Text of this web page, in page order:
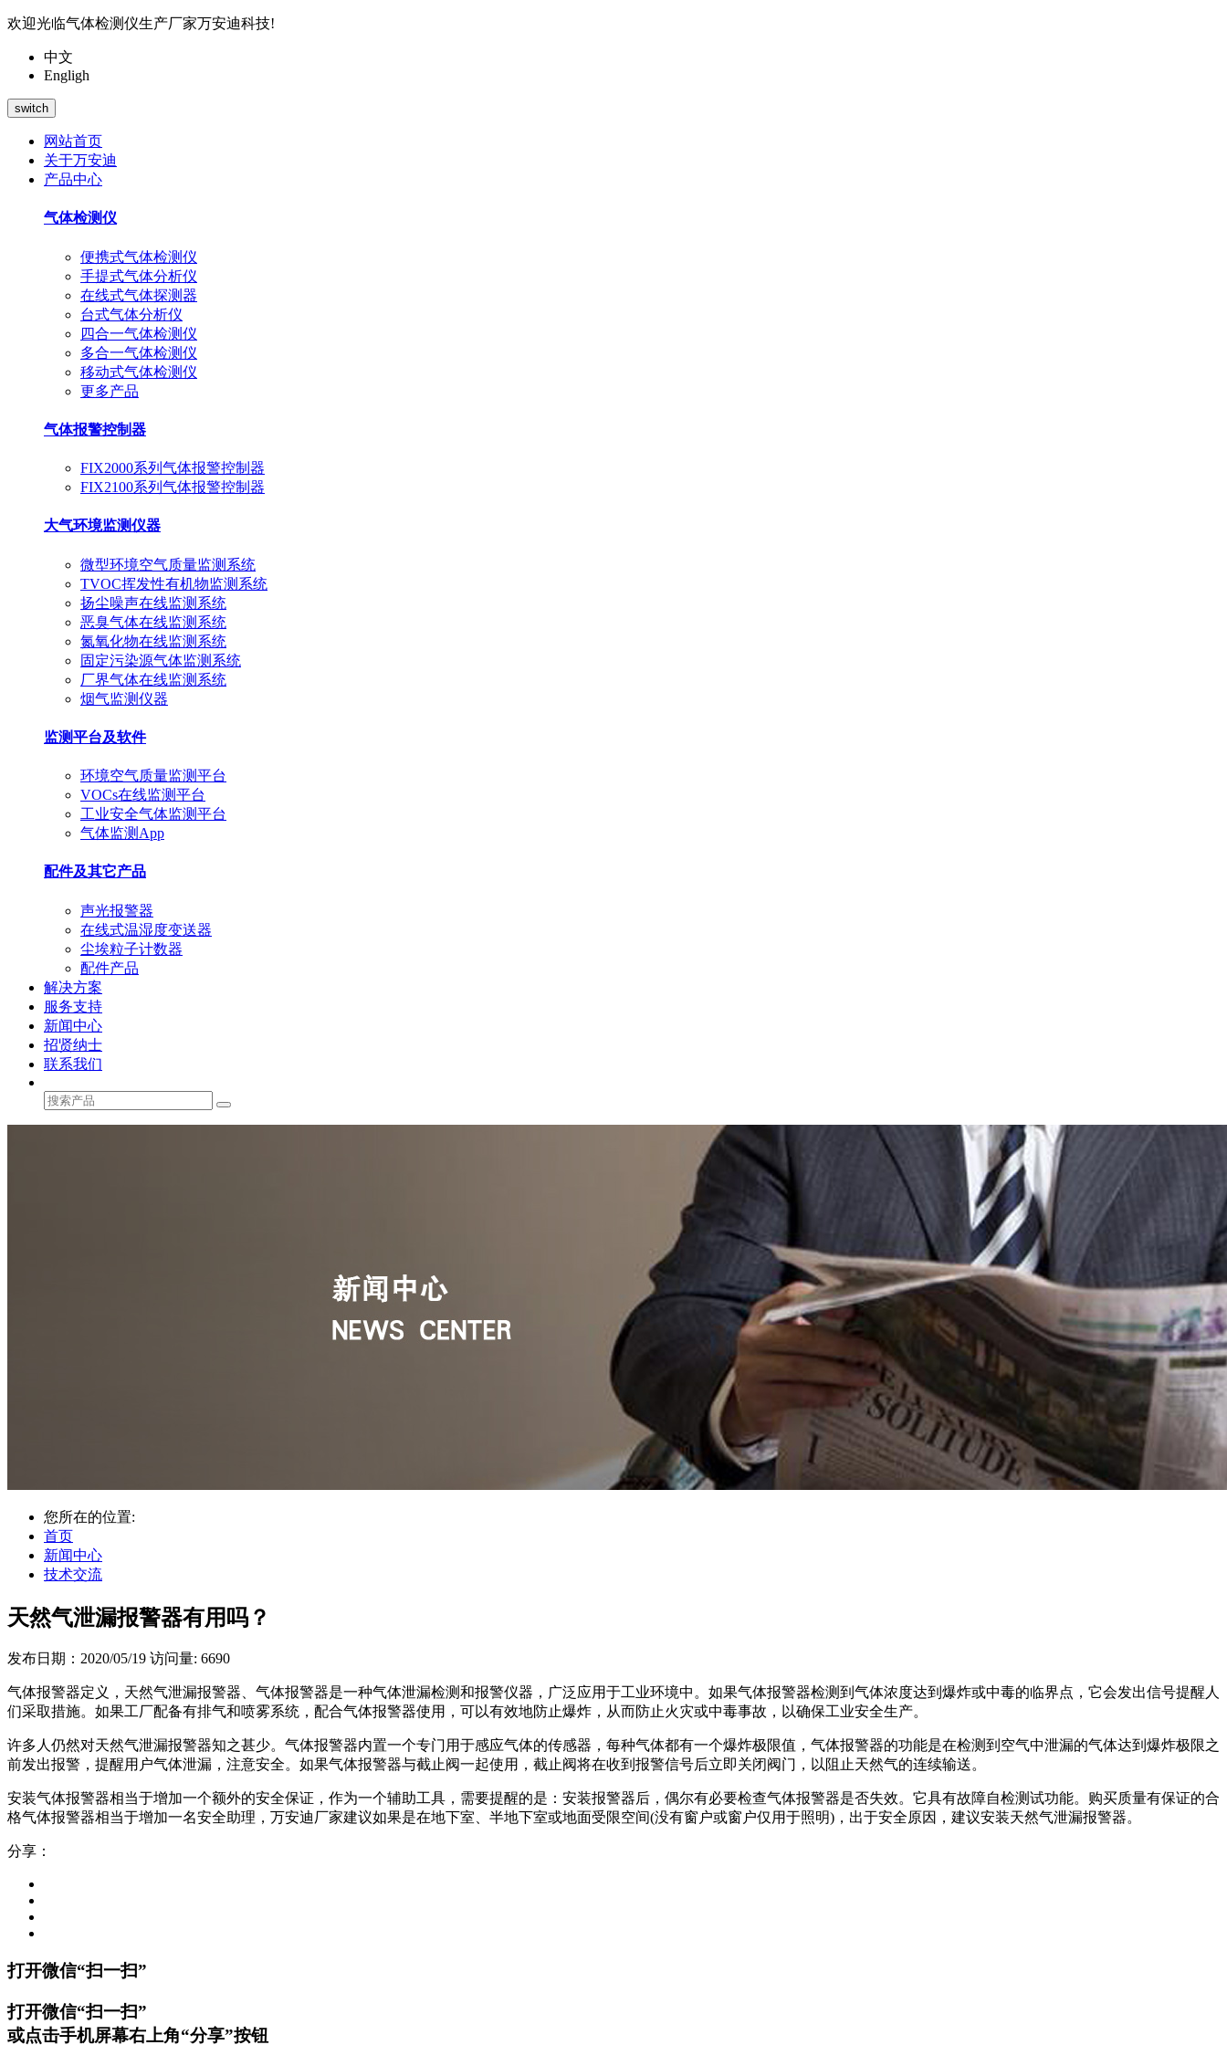
欢迎光临气体检测仪生产厂家万安迪科技!
中文
Engligh
switch
网站首页
关于万安迪
产品中心
气体检测仪
便携式气体检测仪
手提式气体分析仪
在线式气体探测器
台式气体分析仪
四合一气体检测仪
多合一气体检测仪
移动式气体检测仪
更多产品
气体报警控制器
FIX2000系列气体报警控制器
FIX2100系列气体报警控制器
大气环境监测仪器
微型环境空气质量监测系统
TVOC挥发性有机物监测系统
扬尘噪声在线监测系统
恶臭气体在线监测系统
氮氧化物在线监测系统
固定污染源气体监测系统
厂界气体在线监测系统
烟气监测仪器
监测平台及软件
环境空气质量监测平台
VOCs在线监测平台
工业安全气体监测平台
气体监测App
配件及其它产品
声光报警器
在线式温湿度变送器
尘埃粒子计数器
配件产品
解决方案
服务支持
新闻中心
招贤纳士
联系我们
您所在的位置:
首页
新闻中心
技术交流
天然气泄漏报警器有用吗？
发布日期：2020/05/19 访问量: 6690
气体报警器定义，天然气泄漏报警器、气体报警器是一种气体泄漏检测和报警仪器，广泛应用于工业环境中。如果气体报警器检测到气体浓度达到爆炸或中毒的临界点，它会发出信号提醒人
们采取措施。如果工厂配备有排气和喷雾系统，配合气体报警器使用，可以有效地防止爆炸，从而防止火灾或中毒事故，以确保工业安全生产。
许多人仍然对天然气泄漏报警器知之甚少。气体报警器内置一个专门用于感应气体的传感器，每种气体都有一个爆炸极限值，气体报警器的功能是在检测到空气中泄漏的气体达到爆炸极限之
前发出报警，提醒用户气体泄漏，注意安全。如果气体报警器与截止阀一起使用，截止阀将在收到报警信号后立即关闭阀门，以阻止天然气的连续输送。
安装气体报警器相当于增加一个额外的安全保证，作为一个辅助工具，需要提醒的是：安装报警器后，偶尔有必要检查气体报警器是否失效。它具有故障自检测试功能。购买质量有保证的合
格气体报警器相当于增加一名安全助理，万安迪厂家建议如果是在地下室、半地下室或地面受限空间(没有窗户或窗户仅用于照明)，出于安全原因，建议安装天然气泄漏报警器。
分享：
打开微信“扫一扫”
打开微信“扫一扫”
或点击手机屏幕右上角“分享”按钮